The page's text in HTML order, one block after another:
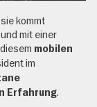
kommt
mit einer
mobilen
im
Erfahrung.